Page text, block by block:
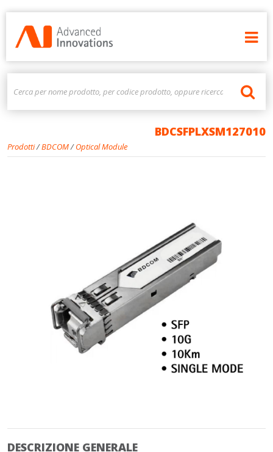
Prodotti/BDCOM/Optical Module
BDCSFPLXSM127010
DESCRIZIONE GENERALE